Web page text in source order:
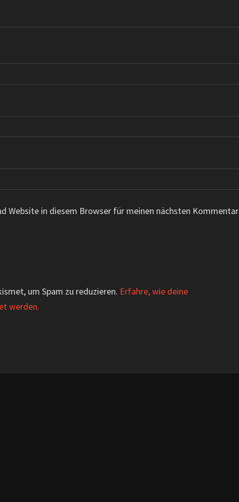
Website in diesem Browser für meinen nächsten Kommentar
um Spam zu reduzieren. Erfahre, wie deine
werden.